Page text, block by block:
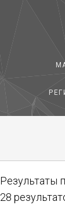
Результаты
28